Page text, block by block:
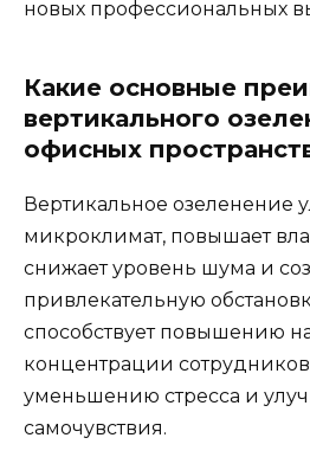
новых профессиональных
Какие основные
вертикального
офисных
Вертикальное озеленение
микроклимат, повышает
снижает уровень шума и
привлекательную
способствует повышению
концентрации
уменьшению стресса и
самочувствия.